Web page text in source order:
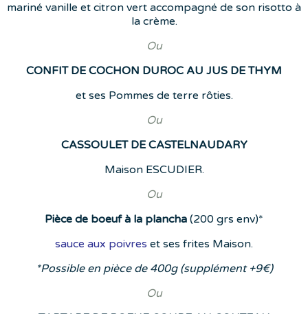
mariné vanille et citron vert accompagné de son risotto à
la crème.
Ou
CONFIT DE COCHON DUROC AU JUS DE THYM
et ses Pommes de terre rôties.
Ou
CASSOULET DE CASTELNAUDARY
Maison ESCUDIER.
Ou
Pièce de boeuf à la plancha (200 grs env)*
sauce aux poivres et ses frites Maison.
*Possible en pièce de 400g (supplément +9€)
Ou